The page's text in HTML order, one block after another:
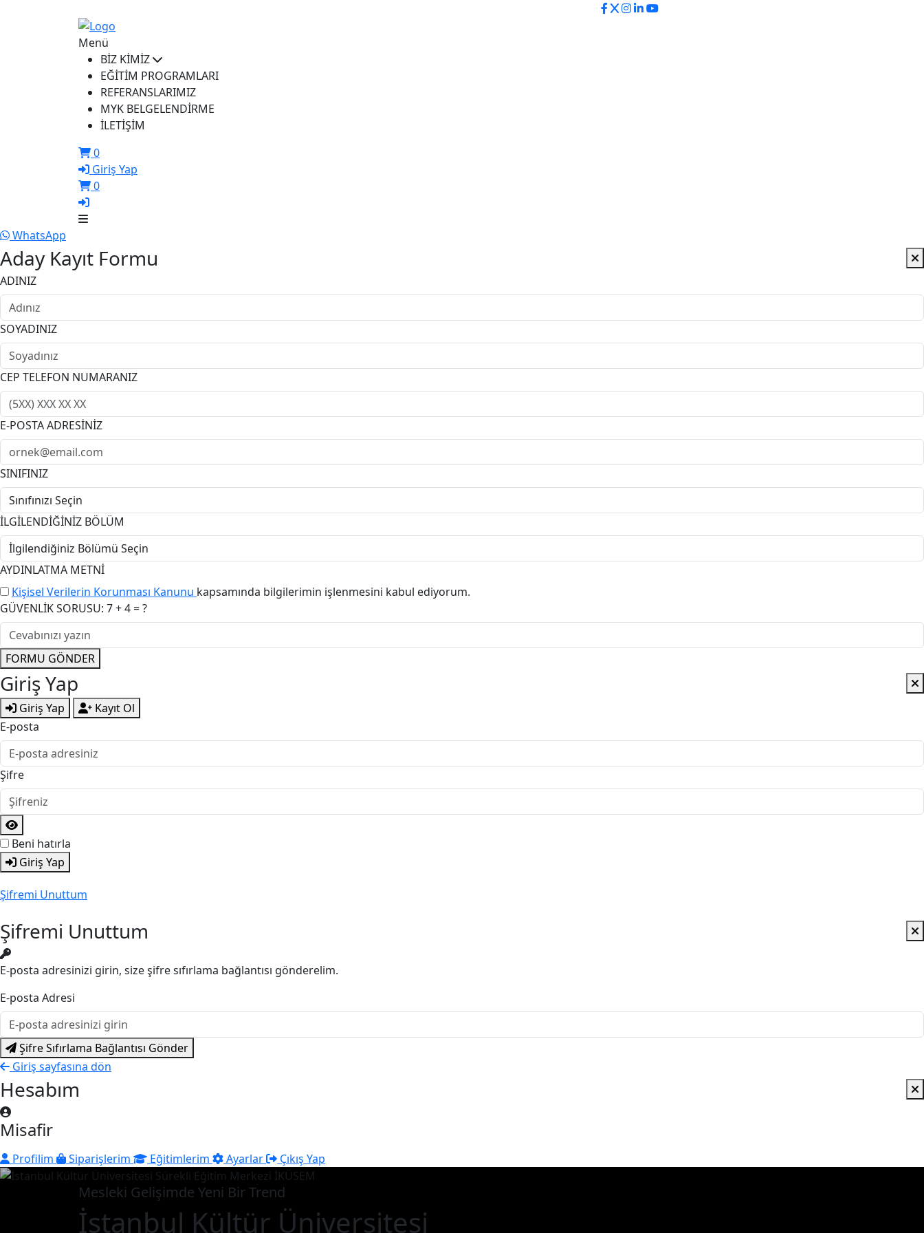
Menü
BİZ KİMİZ
EĞİTİM PROGRAMLARI
REFERANSLARIMIZ
MYK BELGELENDİRME
İLETİŞİM
0
Giriş Yap
0
WhatsApp
Aday Kayıt Formu
ADINIZ
SOYADINIZ
CEP TELEFON NUMARANIZ
E-POSTA ADRESİNİZ
SINIFINIZ
İLGİLENDİĞİNİZ BÖLÜM
AYDINLATMA METNİ
Kişisel Verilerin Korunması Kanunu kapsamında bilgilerimin işlenmesini kabul ediyorum.
GÜVENLİK SORUSU: 7 + 4 = ?
FORMU GÖNDER
Giriş Yap
Giriş Yap
Kayıt Ol
E-posta
Şifre
Beni hatırla
Giriş Yap
Şifremi Unuttum
Şifremi Unuttum
E-posta adresinizi girin, size şifre sıfırlama bağlantısı gönderelim.
E-posta Adresi
Şifre Sıfırlama Bağlantısı Gönder
Giriş sayfasına dön
Hesabım
Misafir
Profilim Siparişlerim Eğitimlerim Ayarlar Çıkış Yap
Mesleki Gelişimde Yeni Bir Trend
İstanbul Kültür Üniversitesi